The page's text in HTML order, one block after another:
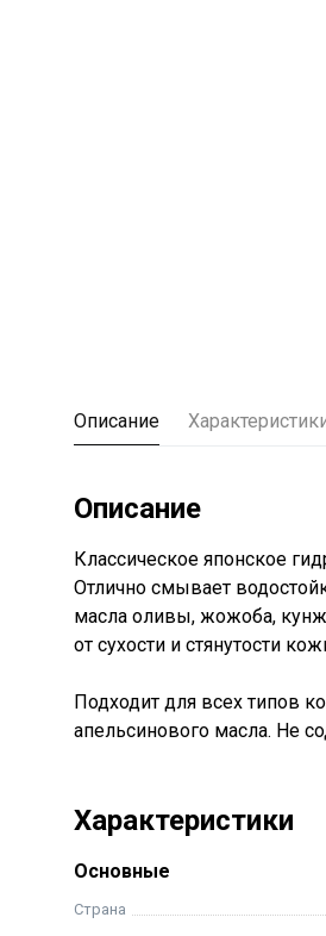
Описание
Описание
Классическое японское
Отлично смывает
масла оливы, жожоба,
от сухости и стянутости
Подходит для всех типов
апельсинового масла. Не
Характеристики
Основные
Страна